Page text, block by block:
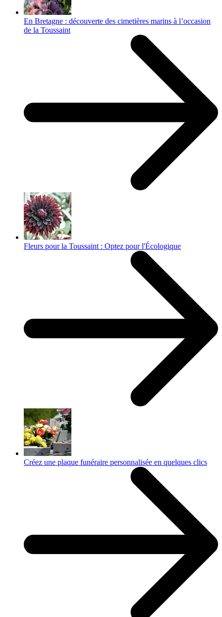
En Bretagne : découverte des cimetières marins à l’occasion
de la Toussaint
Fleurs pour la Toussaint : Optez pour l'Écologique
Créez une plaque funéraire personnalisée en quelques clics